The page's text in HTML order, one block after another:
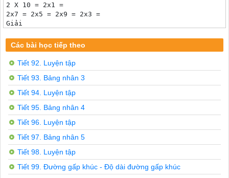
2 X 10 = 2x1 =
2x7 = 2x5 = 2x9 = 2x3 =
Giải
2 X 8 = 16
2
X 7 = 14
10 = 20
2 X 10 = 20
2
X 5 = 10
6 = 12
2x1 = 2
2
X 9 = 18
2x3 = 6
Mỗi con gà có 2 chân. Hỏi 6 con gà có bao nhiêu chân?
Tóm tắt:
Mỗi con gà: 2 chân 6 con gà: ... chân?
Các bài học tiếp theo
Tiết 92. Luyện tập
Tiết 93. Bảng nhân 3
Tiết 94. Luyện tập
Tiết 95. Bảng nhân 4
Tiết 96. Luyện tập
Tiết 97. Bảng nhân 5
Tiết 98. Luyện tập
Tiết 99. Đường gấp khúc - Độ dài đường gấp khúc